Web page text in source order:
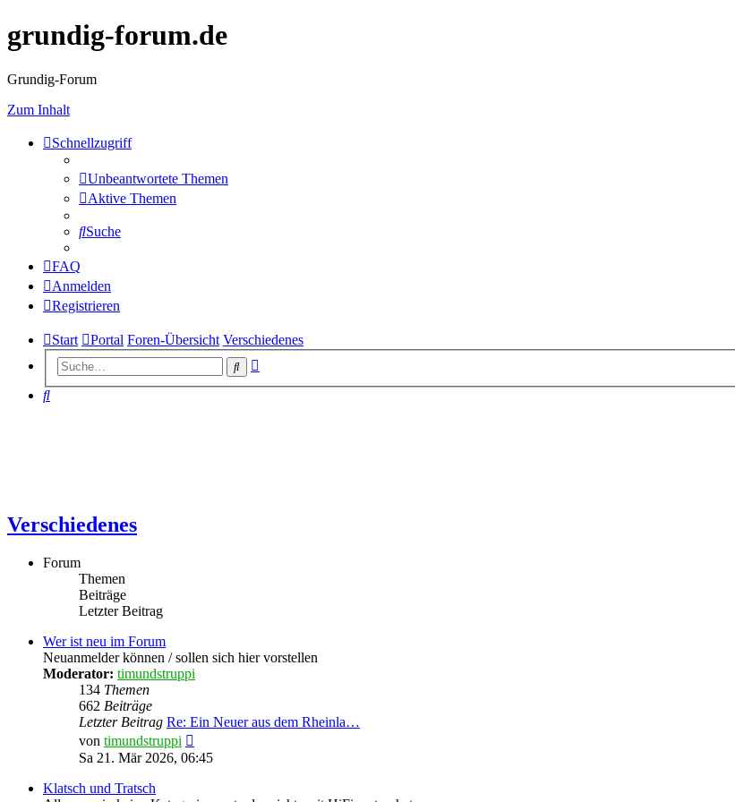
grundig-forum.de
Grundig-Forum
Zum Inhalt
Schnellzugriff
Unbeantwortete Themen
Aktive Themen
Suche
FAQ
Anmelden
Registrieren
Start Portal Foren-Übersicht Verschiedenes
Suche
Suche
Verschiedenes
Forum
Themen
Beiträge
Letzter Beitrag
Wer ist neu im Forum
Neuanmelder können / sollen sich hier vorstellen
Moderator: timundstruppi
134 Themen
662 Beiträge
Letzter Beitrag Re: Ein Neuer aus dem Rheinla…
von timundstruppi
Beitrag
Sa 21. Mär 2026, 06:45
Klatsch und Tratsch